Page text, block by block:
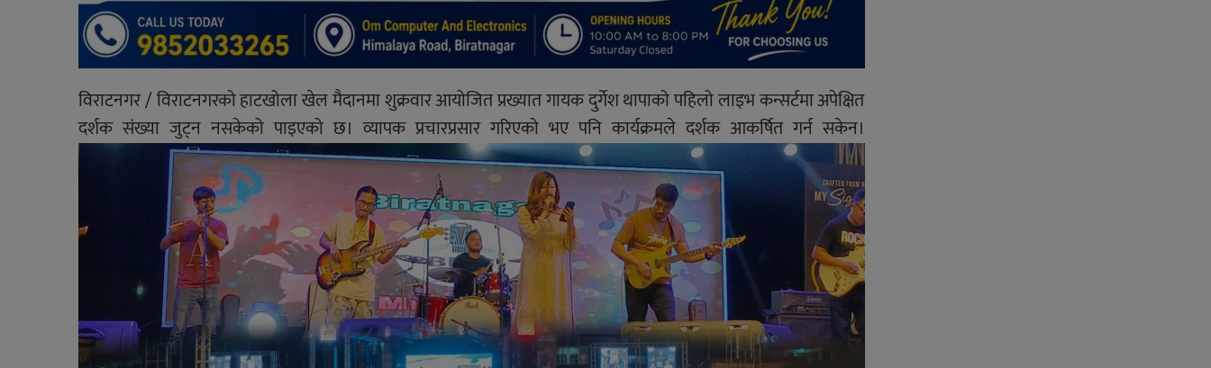
विराटनगर / विराटनगरको हाटखोला खेल मैदानमा शुक्रवार आयोजित प्रख्यात गायक दुर्गेश थापाको पहिलो लाइभ कन्सर्टमा अपेक्षित
दर्शक संख्या जुट्न नसकेको पाइएको छ। व्यापक प्रचारप्रसार गरिएको भए पनि कार्यक्रमले दर्शक आकर्षित गर्न सकेन।